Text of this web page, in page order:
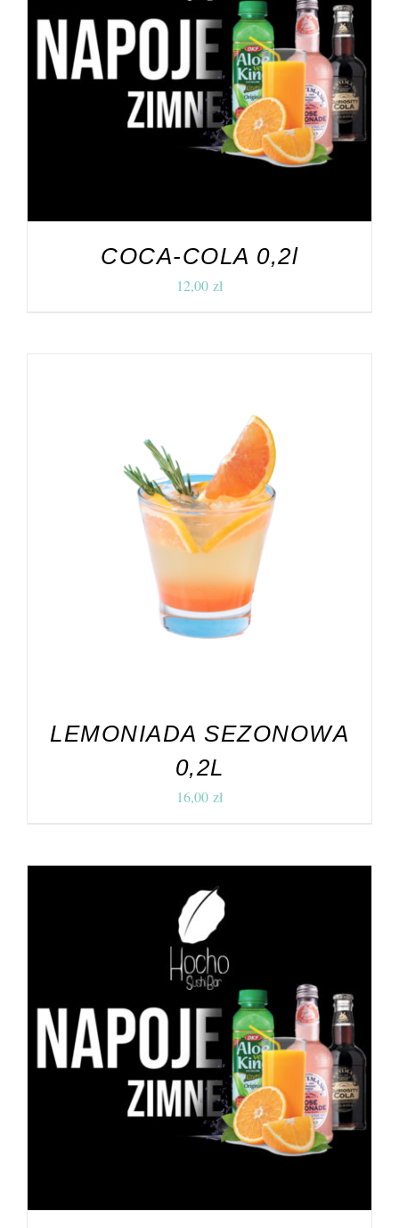
DODAJ DO KOSZYKA SZCZEGÓŁY
COCA-COLA 0,2l
12,00 zł
DODAJ DO KOSZYKA / SZCZEGÓŁY
LEMONIADA SEZONOWA
0,2L
16,00 zł
DODAJ DO KOSZYKA SZCZEGÓŁY